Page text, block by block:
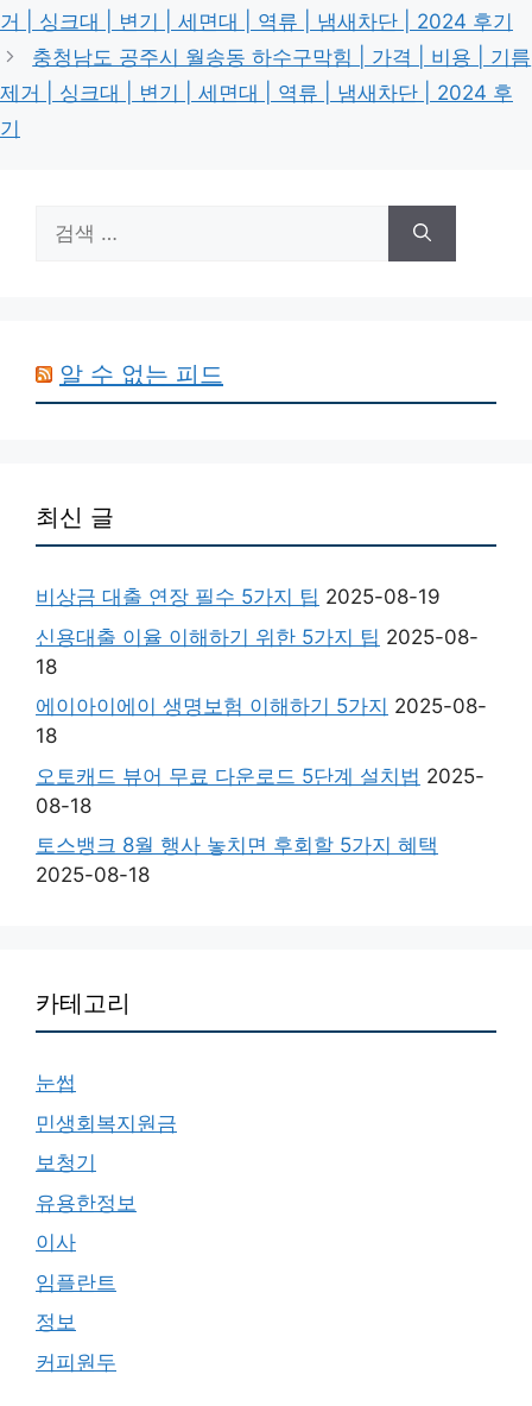
거 | 싱크대 | 변기 | 세면대 | 역류 | 냄새차단 | 2024 후기
충청남도 공주시 월송동 하수구막힘 | 가격 | 비용 | 기름
제거 | 싱크대 | 변기 | 세면대 | 역류 | 냄새차단 | 2024 후
기
색:
알 수 없는 피드
최신 글
비상금 대출 연장 필수 5가지 팁 2025-08-19
신용대출 이율 이해하기 위한 5가지 팁 2025-08-
18
에이아이에이 생명보험 이해하기 5가지 2025-08-
18
오토캐드 뷰어 무료 다운로드 5단계 설치법 2025-
08-18
토스뱅크 8월 행사 놓치면 후회할 5가지 혜택
2025-08-18
카테고리
눈썹
민생회복지원금
보청기
유용한정보
이사
임플란트
정보
커피원두